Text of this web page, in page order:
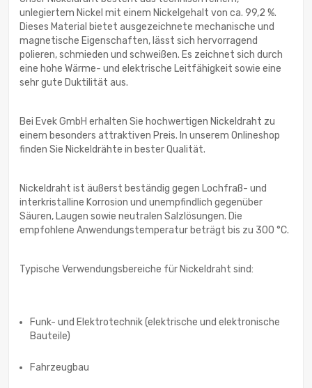
unlegiertem Nickel mit einem Nickelgehalt von ca. 99,2 %.
Dieses Material bietet ausgezeichnete mechanische und
magnetische Eigenschaften, lässt sich hervorragend
polieren, schmieden und schweißen. Es zeichnet sich durch
eine hohe Wärme- und elektrische Leitfähigkeit sowie eine
sehr gute Duktilität aus.
Bei Evek GmbH erhalten Sie hochwertigen Nickeldraht zu
einem besonders attraktiven Preis. In unserem Onlineshop
finden Sie Nickeldrähte in bester Qualität.
Nickeldraht ist äußerst beständig gegen Lochfraß- und
interkristalline Korrosion und unempfindlich gegenüber
Säuren, Laugen sowie neutralen Salzlösungen. Die
empfohlene Anwendungstemperatur beträgt bis zu 300 °C.
Typische Verwendungsbereiche für Nickeldraht sind:
Funk- und Elektrotechnik (elektrische und elektronische
Bauteile)
Fahrzeugbau